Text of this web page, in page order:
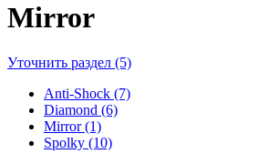
Mirror
Уточнить раздел (5)
Anti-Shock (7)
Diamond (6)
Mirror (1)
Spolky (10)